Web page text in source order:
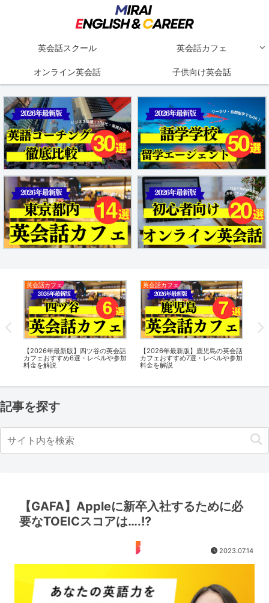
英会話スクール 英会話カフェ
オンライン英会話 子供向け英会話
英会話カフェ
【2026年最新版】鹿児島の英会話
カフェおすすめ7選・レベルや参加
料金を解説
英会話カフェ
【2026年最新版】鴨居の英会話カ
フェおすすめ5選・レベルや参加料
金を解説
英会話カ
【2026年
フェおす
記事を探す
【GAFA】Appleに新卒入社するために必
要なTOEICスコアは….!?
TOEIC 2023.07.14